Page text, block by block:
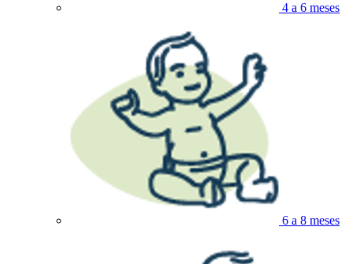
4 a 6 meses
6 a 8 meses